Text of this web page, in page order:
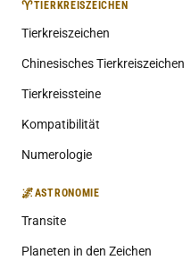
♈TIERKREISZEICHEN
Tierkreiszeichen
Chinesisches Tierkreiszeichen
Tierkreissteine
Kompatibilität
Numerologie
🌌ASTRONOMIE
Transite
Planeten in den Zeichen